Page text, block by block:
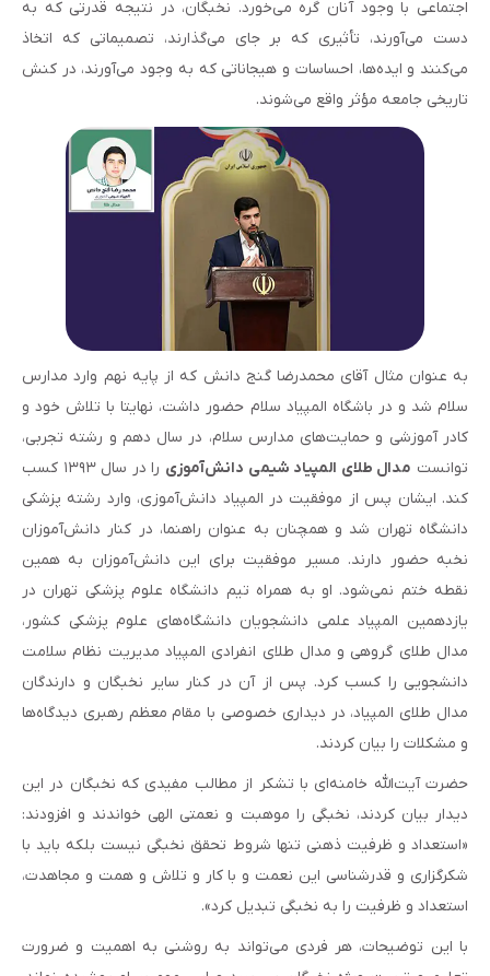
اجتماعى با وجود آنان گره مى‌خورد. نخبگان، در نتیجه قدرتی که به
دست می‌آورند، تأثیری که بر جای می‌گذارند، تصمیماتی که اتخاذ
می‌کنند و ایده‌ها، احساسات و هیجاناتی که به وجود می‌آورند، در کنش
تاریخی جامعه مؤثر واقع می‌شوند.
به عنوان مثال آقای محمدرضا گنج دانش که از پایه نهم وارد مدارس
سلام شد و در باشگاه المپیاد سلام حضور داشت، نهایتا با تلاش خود و
کادر آموزشی و حمایت‌های مدارس سلام، در سال دهم و رشته تجربی،
توانست مدال طلای المپیاد شیمی دانش‌آموزی
را در سال ۱۳۹۳ کسب
کند. ایشان پس از موفقیت در المپیاد دانش‌آموزی، وارد رشته پزشکی
دانشگاه تهران شد و همچنان به عنوان راهنما، در کنار دانش‌آموزان
نخبه حضور دارند. مسیر موفقیت برای این دانش‌آموزان به همین
نقطه ختم نمی‌شود. او به همراه تیم دانشگاه علوم پزشکی تهران در
یازدهمین المپیاد علمی دانشجویان دانشگاه‌های علوم پزشکی کشور،
مدال طلای گروهی و مدال طلای انفرادی المپیاد مدیریت نظام سلامت
دانشجویی را کسب کرد. پس از آن در کنار سایر نخبگان و دارندگان
مدال طلای المپیاد، در دیداری خصوصی با مقام معظم رهبری دیدگاه‌ها
و مشکلات را بیان کردند.
حضرت آیت‌الله خامنه‌ای با تشکر از مطالب مفیدی که نخبگان در این
دیدار بیان کردند، نخبگی را موهبت و نعمتی الهی خواندند و افزودند:
«استعداد و ظرفیت ذهنی تنها شروط تحقق نخبگی نیست بلکه باید با
شکرگزاری و قدرشناسی این نعمت و با کار و تلاش و همت و مجاهدت،
استعداد و ظرفیت را به نخبگی تبدیل کرد».
با این توضیحات، هر فردی مى‌تواند به روشنى به اهمیت و ضرورت